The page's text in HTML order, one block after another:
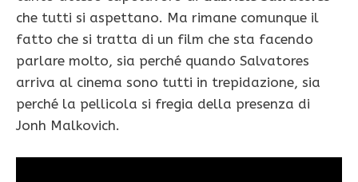
che tutti si aspettano. Ma rimane comunque il
fatto che si tratta di un film che sta facendo
parlare molto, sia perché quando Salvatores
arriva al cinema sono tutti in trepidazione, sia
perché la pellicola si fregia della presenza di
Jonh Malkovich.